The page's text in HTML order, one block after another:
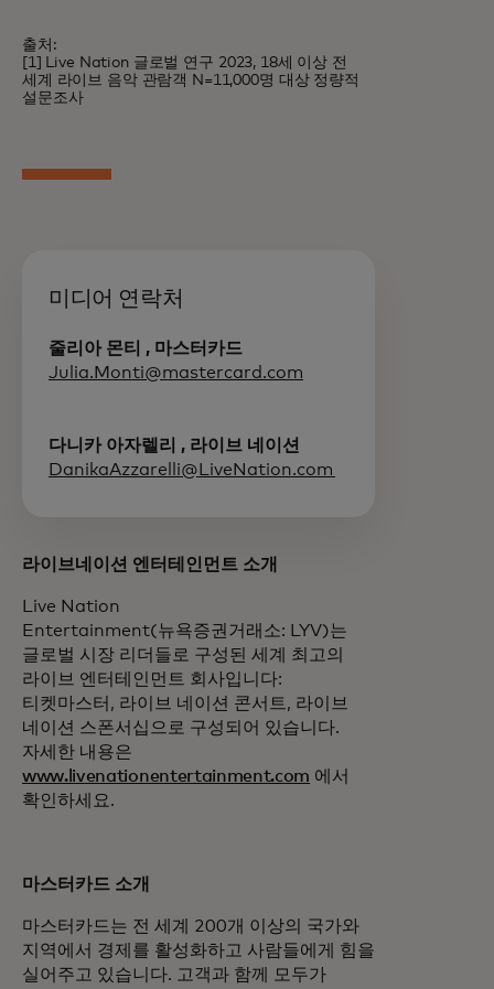
출처:
[1] Live Nation 글로벌 연구 2023, 18세 이상 전
세계 라이브 음악 관람객 N=11,000명 대상 정량적
설문조사
미디어 연락처
줄리아 몬티 , 마스터카드
Julia.Monti@mastercard.com
다니카 아자렐리 , 라이브 네이션
DanikaAzzarelli@LiveNation.com
라이브네이션 엔터테인먼트 소개
Live Nation
Entertainment(뉴욕증권거래소: LYV)는
글로벌 시장 리더들로 구성된 세계 최고의
라이브 엔터테인먼트 회사입니다:
티켓마스터, 라이브 네이션 콘서트, 라이브
네이션 스폰서십으로 구성되어 있습니다.
자세한 내용은
www.livenationentertainment.com 에서
확인하세요.
마스터카드 소개
마스터카드는 전 세계 200개 이상의 국가와
지역에서 경제를 활성화하고 사람들에게 힘을
실어주고 있습니다. 고객과 함께 모두가